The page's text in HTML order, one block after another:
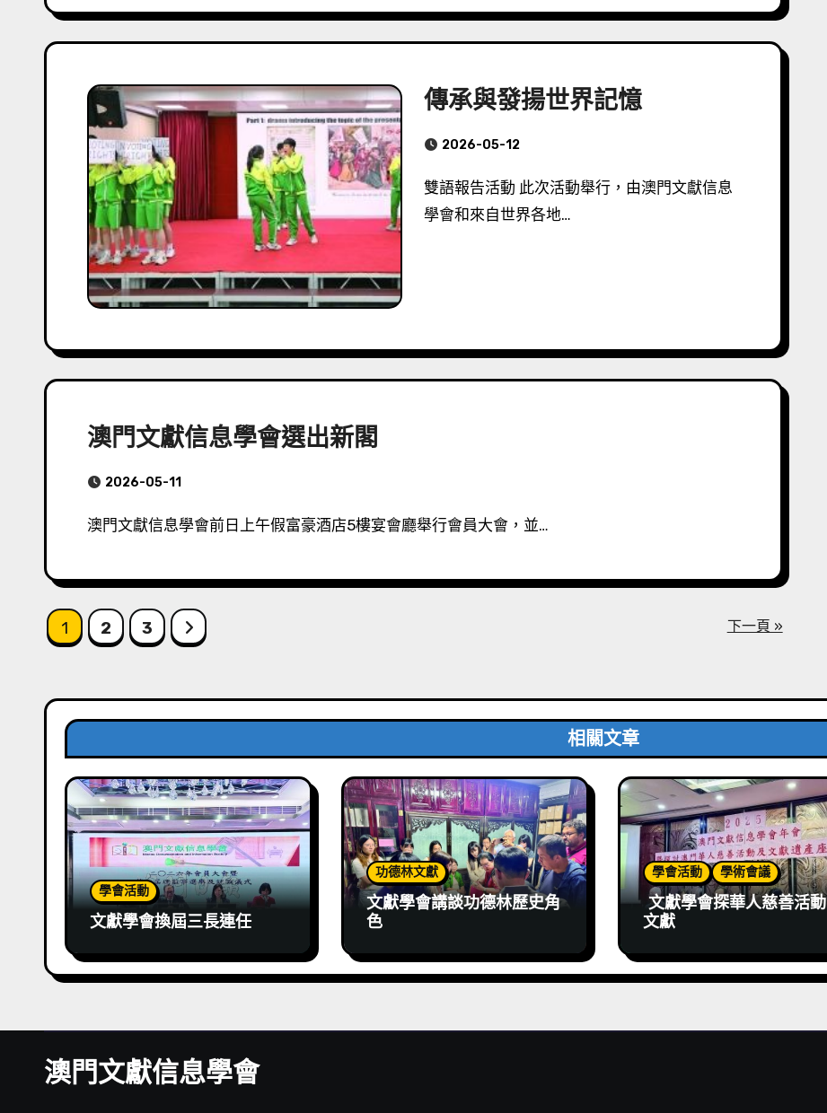
傳承與發揚世界記憶
2026-05-12
雙語報告活動 此次活動舉行，由澳門文獻信息
學會和來自世界各地…
澳門文獻信息學會選出新閣
2026-05-11
澳門文獻信息學會前日上午假富豪酒店5樓宴會廳舉行會員大會，並…
Posts
1 2 3 下一頁 »
相關文章
學會活動
文獻學會換屆三長連任
功德林文獻
文獻學會講談功德林歷史角
色
學會活動 學術會議
文獻學會探華人慈善活動
文獻
澳門文獻信息學會